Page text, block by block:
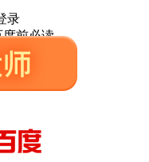
录
前必读